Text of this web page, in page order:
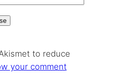
to reduce
your comment